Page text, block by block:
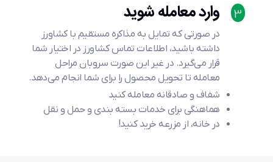
3 وارد معامله شوید
در صورتی که تمایل به مذاکره مستقیم با کشاورز
داشته باشید، اطلاعات تماس کشاورز در اختیار شما
قرار می‌گیرد. در غیر این صورت سروبان مراحل
معامله تا تحویل محصول را برای شما انجام می‌دهد.
شفاف و صادقانه معامله کنید
هماهنگی برای خدمات بسته بندی و حمل و نقل
در خانه، از مزرعه خرید کنید!